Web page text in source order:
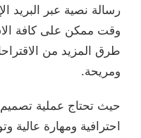
رسالة نصية عبر البريد
وقت ممكن على كافة
طرق المزيد من
ومريحة.
حيث تحتاج عملية
احترافية ومهارة عالية